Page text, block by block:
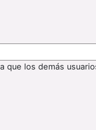
que los demás